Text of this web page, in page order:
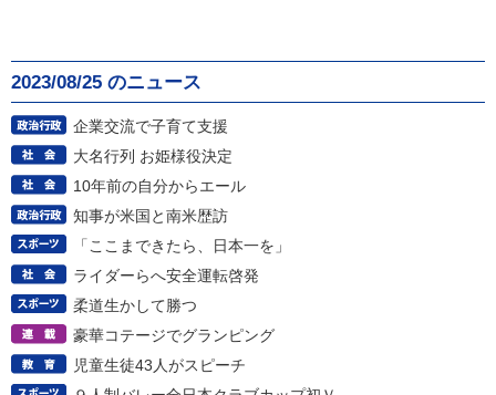
2023/08/25 のニュース
企業交流で子育て支援
大名行列 お姫様役決定
10年前の自分からエール
知事が米国と南米歴訪
「ここまできたら、日本一を」
ライダーらへ安全運転啓発
柔道生かして勝つ
豪華コテージでグランピング
児童生徒43人がスピーチ